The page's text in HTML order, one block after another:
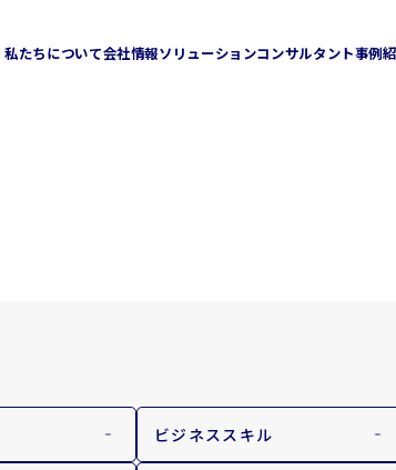
私たちについて会社情報ソリューションコンサルタント事例
ビジネススキル